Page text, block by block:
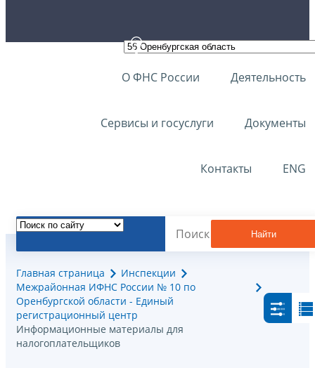
О ФНС России Деятельность
Сервисы и госуслуги Документы
Контакты ENG
Найти
Главная страница
Инспекции
Межрайонная ИФНС России № 10 по
Оренбургской области - Единый
регистрационный центр
Информационные материалы для
налогоплательщиков